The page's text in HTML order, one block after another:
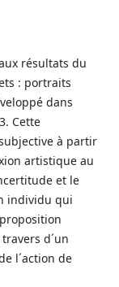
résultats du
: portraits
dans
Cette
à partir
artistique au
et le
individu qui
d´un
l´action de